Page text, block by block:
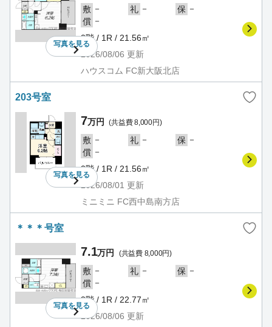
写真を見る
敷 － 礼 － 保 －
償 －
2階 / 1R / 21.56㎡
2026/08/06 更新
ハウスコム FC新大阪北店
203号室
写真を見る
7万円 (共益費 8,000円)
敷 － 礼 － 保 －
償 －
2階 / 1R / 21.56㎡
2026/08/01 更新
ミニミニ FC西中島南方店
＊＊＊号室
写真を見る
7.1万円 (共益費 8,000円)
敷 － 礼 － 保 －
償 －
3階 / 1R / 22.77㎡
2026/08/06 更新